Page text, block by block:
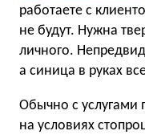
работаете с
не будут. Нужна
личного.
а синица в руках
Обычно с услугами
на условиях